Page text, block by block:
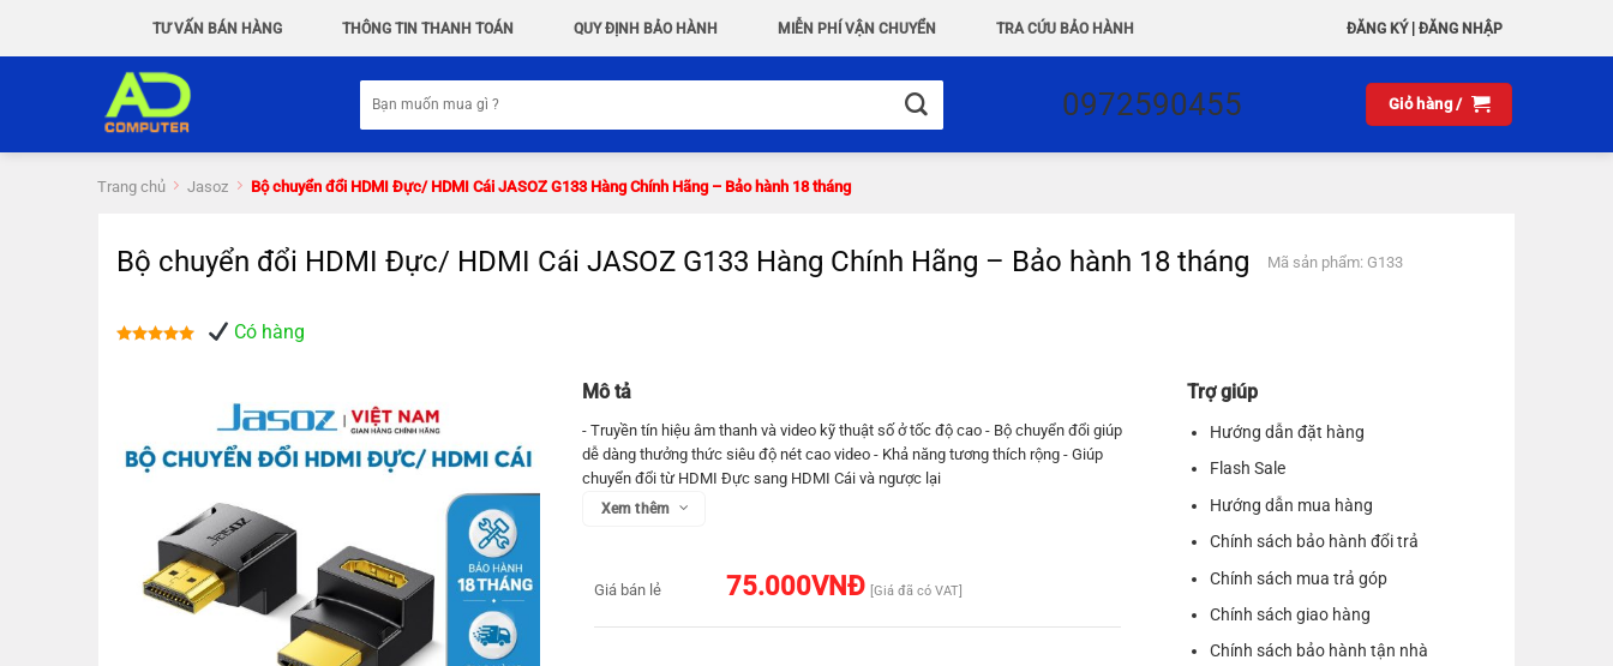
TƯ VẤN BÁN HÀNG THÔNG TIN THANH TOÁN QUY ĐỊNH BẢO HÀNH MIỄN PHÍ VẬN CHUYỂN TRA CỨU BẢO HÀNH ĐĂNG KÝ| ĐĂNG NHẬP
kiếm:
0972590455 Giỏ hàng /
Trang chủ Jasoz Bộ chuyển đổi HDMI Đực/ HDMI Cái JASOZ G133 Hàng Chính Hãng – Bảo hành 18 tháng
Bộ chuyển đổi HDMI Đực/ HDMI Cái JASOZ G133 Hàng Chính Hãng – Bảo hành 18 tháng Mã sản phẩm: G133
Có hàng
Mô tả
- Truyền tín hiệu âm thanh và video kỹ thuật số ở tốc độ cao - Bộ chuyển đổi giúp
dễ dàng thưởng thức siêu độ nét cao video - Khả năng tương thích rộng - Giúp
chuyển đổi từ HDMI Đực sang HDMI Cái và ngược lại
Xem thêm
Giá bán lẻ 75.000VNĐ [Giá đã có VAT]
Trợ giúp
Hướng dẫn đặt hàng
Flash Sale
Hướng dẫn mua hàng
Chính sách bảo hành đổi trả
Chính sách mua trả góp
Chính sách giao hàng
Chính sách bảo hành tận nhà